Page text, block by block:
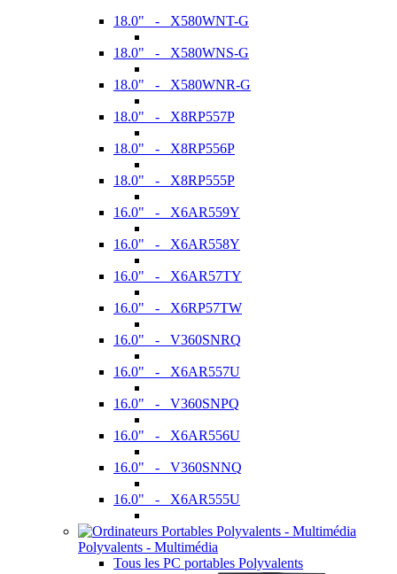
18.0" - X580WNT-G
18.0" - X580WNS-G
18.0" - X580WNR-G
18.0" - X8RP557P
18.0" - X8RP556P
18.0" - X8RP555P
16.0" - X6AR559Y
16.0" - X6AR558Y
16.0" - X6AR57TY
16.0" - X6RP57TW
16.0" - V360SNRQ
16.0" - X6AR557U
16.0" - V360SNPQ
16.0" - X6AR556U
16.0" - V360SNNQ
16.0" - X6AR555U
Polyvalents - Multimédia
Tous les PC portables Polyvalents